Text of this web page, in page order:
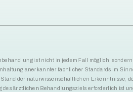
ist nicht in jedem Fall möglich,
anerkannter fachlicher Standards im
der naturwissenschaftlichen Erkenntnisse,
des ärztlichen Behandlungsziels erforderlich ist